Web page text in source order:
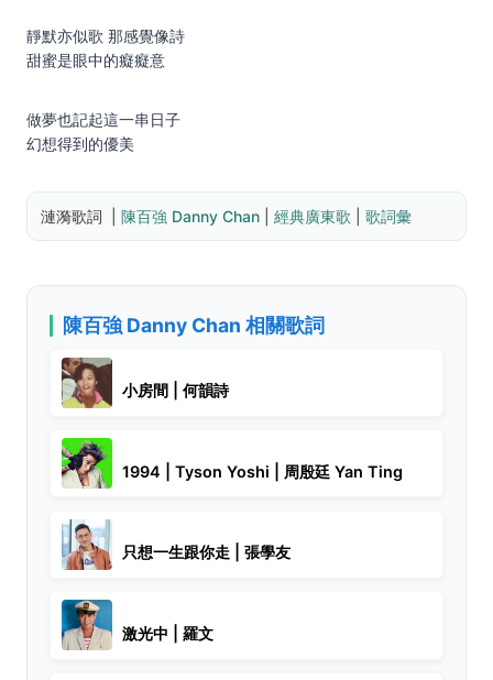
靜默亦似歌 那感覺像詩
甜蜜是眼中的癡癡意
做夢也記起這一串日子
幻想得到的優美
漣漪歌詞  | 陳百強 Danny Chan 經典廣東歌 歌詞彙
陳百強 Danny Chan 相關歌詞
小房間 | 何韻詩
1994 | Tyson Yoshi | 周殷廷 Yan Ting
只想一生跟你走 | 張學友
激光中 | 羅文